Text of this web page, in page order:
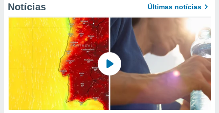
Notícias Últimas notícias